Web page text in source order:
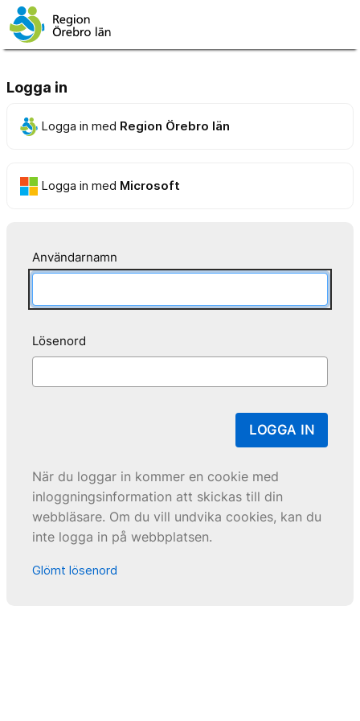
Logga in
Logga in med Region Örebro län
Logga in med Microsoft
Användarnamn
Lösenord
LOGGA IN
När du loggar in kommer en cookie med
inloggningsinformation att skickas till din
webbläsare. Om du vill undvika cookies, kan du
inte logga in på webbplatsen.
Glömt lösenord